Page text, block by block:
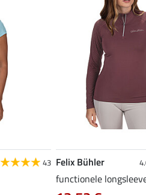
43 Felix Bühler
functionele